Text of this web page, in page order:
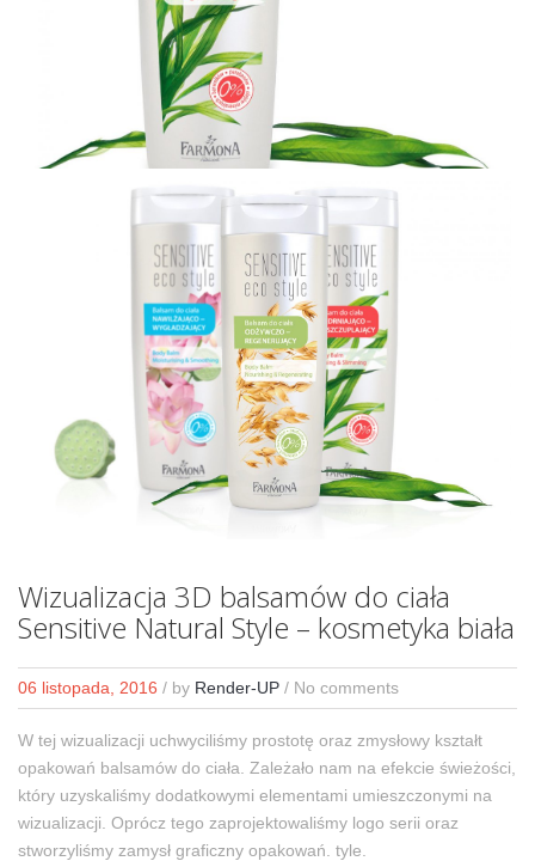
Wizualizacja 3D balsamów do ciała
Sensitive Natural Style – kosmetyka biała
06 listopada, 2016 / by Render-UP / No comments
W tej wizualizacji uchwyciliśmy prostotę oraz zmysłowy kształt
opakowań balsamów do ciała. Zależało nam na efekcie świeżości,
który uzyskaliśmy dodatkowymi elementami umieszczonymi na
wizualizacji. Oprócz tego zaprojektowaliśmy logo serii oraz
stworzyliśmy zamysł graficzny opakowań. tyle.